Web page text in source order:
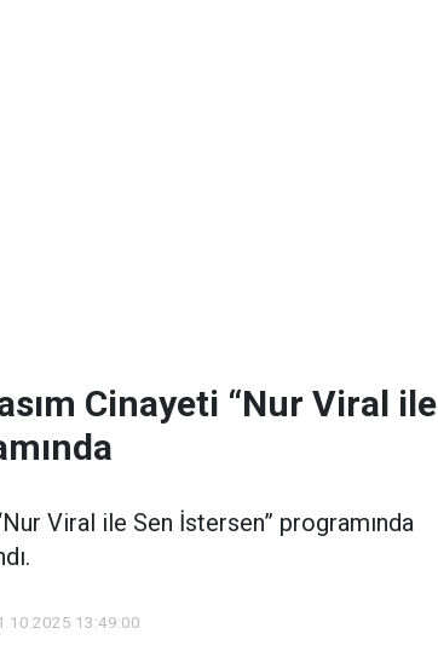
Cinayeti “Nur Viral ile
Viral ile Sen İstersen” programında
13:49:00